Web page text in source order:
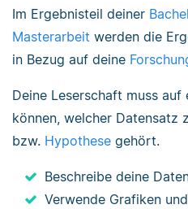
Im Ergebnisteil deiner
Masterarbeit werden die
in Bezug auf deine
Deine Leserschaft muss auf
können, welcher Datensatz
bzw. Hypothese gehört.
Beschreibe deine
Verwende Grafiken